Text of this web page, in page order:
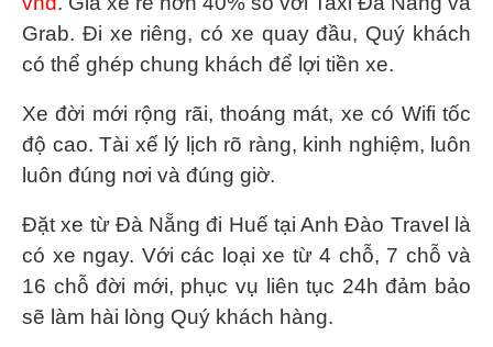
Grab. Đi xe riêng, có xe quay đầu, Quý khách
có thể ghép chung khách để lợi tiền xe.
Xe đời mới rộng rãi, thoáng mát, xe có Wifi tốc
độ cao. Tài xế lý lịch rõ ràng, kinh nghiệm, luôn
luôn đúng nơi và đúng giờ.
Đặt xe từ Đà Nẵng đi Huế tại Anh Đào Travel là
có xe ngay. Với các loại xe từ 4 chỗ, 7 chỗ và
16 chỗ đời mới, phục vụ liên tục 24h đảm bảo
sẽ làm hài lòng Quý khách hàng.